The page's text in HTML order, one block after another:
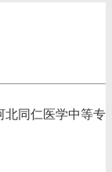
北同仁医学中等专